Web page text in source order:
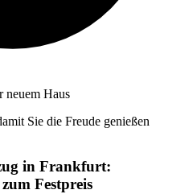
neuem Haus
Sie die Freude genießen
in Frankfurt:
Festpreis